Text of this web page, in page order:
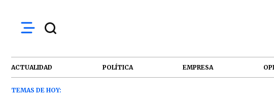
ACTUALIDAD POLÍTICA EMPRESA
TEMAS DE HOY: